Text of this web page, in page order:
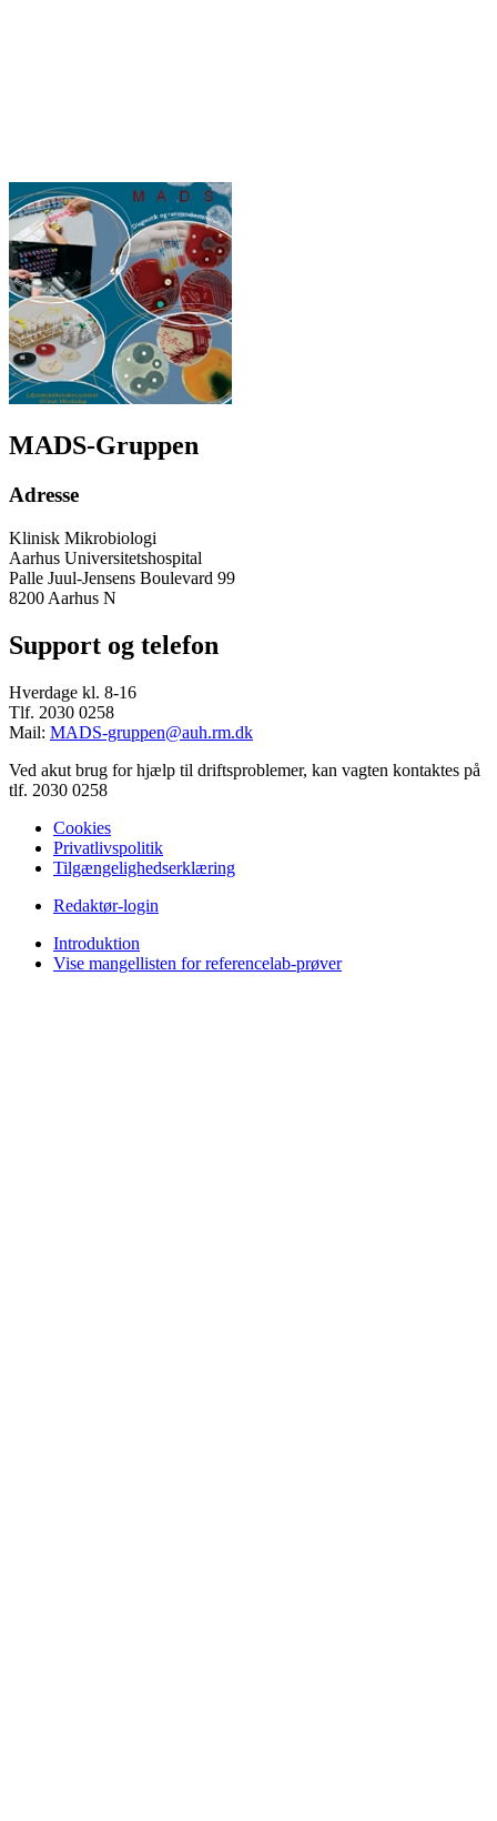
MADS-Gruppen
Adresse
Klinisk Mikrobiologi
Aarhus Universitetshospital
Palle Juul-Jensens Boulevard 99
8200 Aarhus N
Support og telefon
Hverdage kl. 8-16
Tlf. 2030 0258
Mail: MADS-gruppen@auh.rm.dk
Ved akut brug for hjælp til driftsproblemer, kan vagten kontaktes på
tlf. 2030 0258
Cookies
Privatlivspolitik
Tilgængelighedserklæring
Redaktør-login
Introduktion
Vise mangellisten for referencelab-prøver